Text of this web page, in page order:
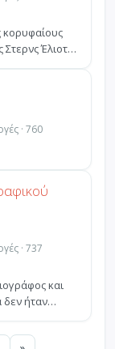
Έλιοτ
· 760
· 737
και
δεν ήταν